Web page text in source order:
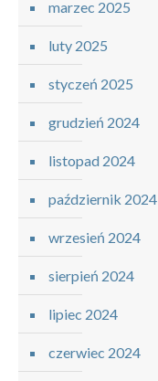
marzec 2025
luty 2025
styczeń 2025
grudzień 2024
listopad 2024
październik 2024
wrzesień 2024
sierpień 2024
lipiec 2024
czerwiec 2024